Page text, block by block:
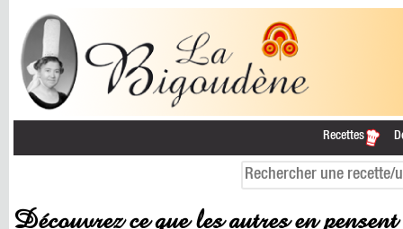
Recettes
Découvrez ce que les autres en pensent